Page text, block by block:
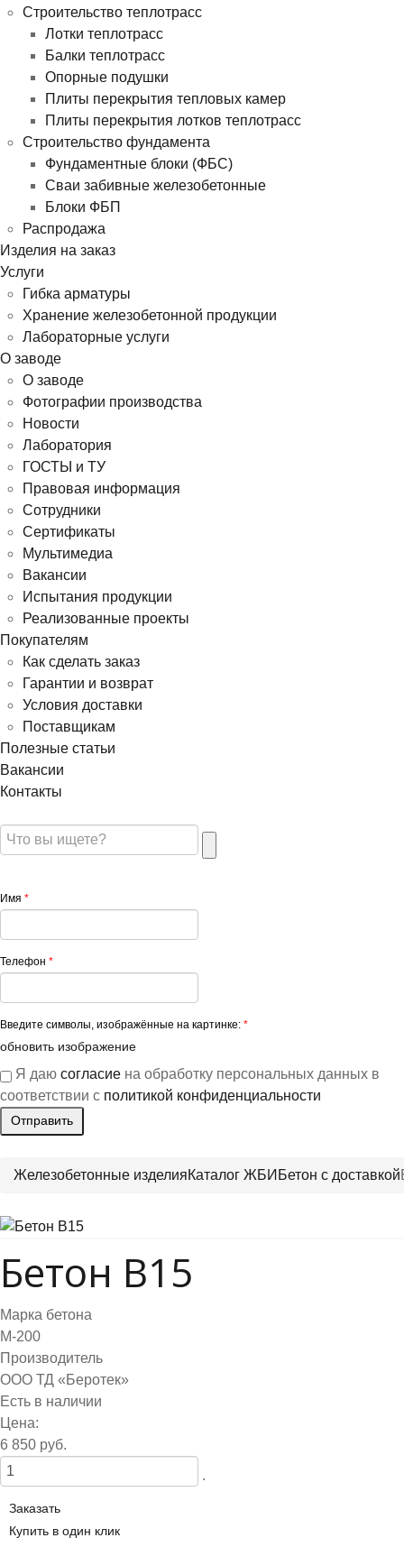
Строительство теплотрасс
Лотки теплотрасс
Балки теплотрасс
Опорные подушки
Плиты перекрытия тепловых камер
Плиты перекрытия лотков теплотрасс
Строительство фундамента
Фундаментные блоки (ФБС)
Сваи забивные железобетонные
Блоки ФБП
Распродажа
Изделия на заказ
Услуги
Гибка арматуры
Хранение железобетонной продукции
Лабораторные услуги
О заводе
О заводе
Фотографии производства
Новости
Лаборатория
ГОСТЫ и ТУ
Правовая информация
Сотрудники
Сертификаты
Мультимедиа
Вакансии
Испытания продукции
Реализованные проекты
Покупателям
Как сделать заказ
Гарантии и возврат
Условия доставки
Поставщикам
Полезные статьи
Вакансии
Контакты
Имя *
Телефон *
Введите символы, изображённые на картинке: *
обновить изображение
Я даю согласие на обработку персональных данных в
соответствии с политикой конфиденциальности
Железобетонные изделияКаталог ЖБИ Бетон с доставкой
Бетон B15
Марка бетона
М-200
Производитель
ООО ТД «Беротек»
Есть в наличии
Цена:
6 850 руб.
.
Заказать
Купить в один клик